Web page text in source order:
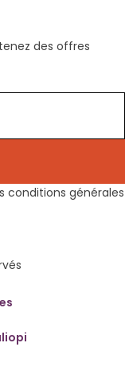
des offres
conditions générales